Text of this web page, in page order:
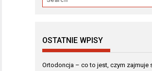
OSTATNIE WPISY
Ortodoncja – co to jest, czym zajmuje